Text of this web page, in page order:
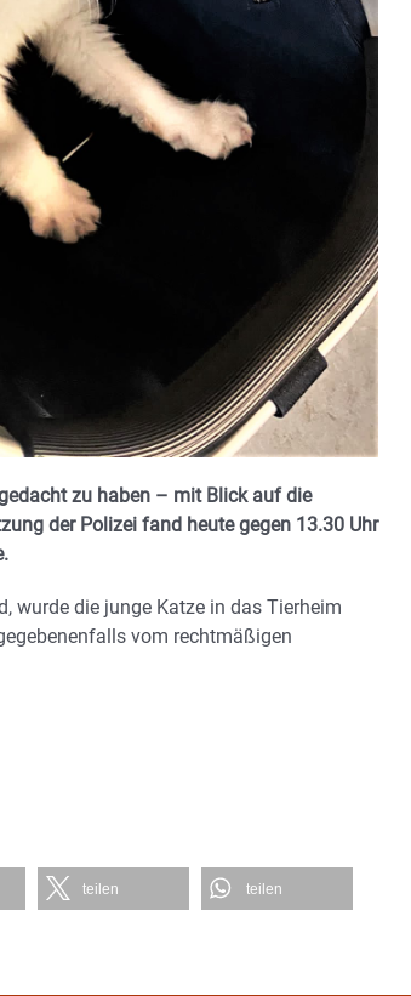
zu haben – mit Blick auf die
der Polizei fand heute gegen 13.30 Uhr
wurde die junge Katze in das Tierheim
vom rechtmäßigen
teilen teilen